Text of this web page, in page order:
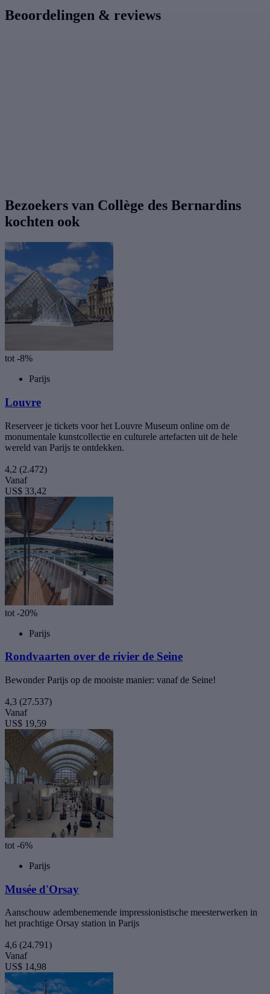
Beoordelingen & reviews
Bezoekers van Collège des Bernardins
kochten ook
tot -8%
Parijs
Louvre
Reserveer je tickets voor het Louvre Museum online om de
monumentale kunstcollectie en culturele artefacten uit de hele
wereld van Parijs te ontdekken.
4,2 (2.472)
Vanaf
US$ 33,42
tot -20%
Parijs
Rondvaarten over de rivier de Seine
Bewonder Parijs op de mooiste manier: vanaf de Seine!
4,3 (27.537)
Vanaf
US$ 19,59
tot -6%
Parijs
Musée d'Orsay
Aanschouw adembenemende impressionistische meesterwerken in
het prachtige Orsay station in Parijs
4,6 (24.791)
Vanaf
US$ 14,98